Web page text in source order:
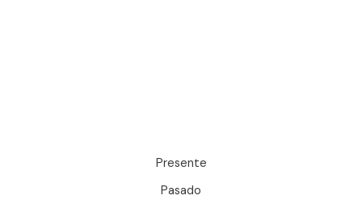
Presente
Pasado